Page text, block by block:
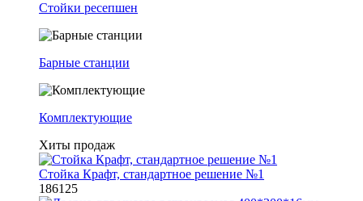
Стойки ресепшен
Барные станции
Комплектующие
Хиты продаж
Стойка Крафт, стандартное решение №1
186125